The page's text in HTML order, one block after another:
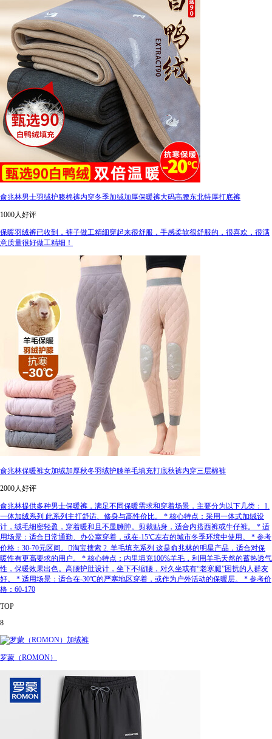
俞兆林男士羽绒护膝棉裤内穿冬季加绒加厚保暖裤大码高腰东北特厚打底裤
1000人好评
保暖羽绒裤已收到，裤子做工精细穿起来很舒服，手感柔软很舒服的，很喜欢，很满
意质量很好做工精细！
俞兆林保暖裤女加绒加厚秋冬羽绒护膝羊毛填充打底秋裤内穿三层棉裤
2000人好评
俞兆林提供多种男士保暖裤，满足不同保暖需求和穿着场景，主要分为以下几类： 1.
一体加绒系列 此系列主打舒适、修身与高性价比。 * 核心特点：采用一体式加绒设
计，绒毛细密轻盈，穿着暖和且不显臃肿。剪裁贴身，适合内搭西裤或牛仔裤。 * 适
用场景：适合日常通勤、办公室穿着，或在-15℃左右的城市冬季环境中使用。 * 参考
价格：30-70元区间。淘宝搜索 2. 羊毛填充系列 这是俞兆林的明星产品，适合对保
暖性有更高要求的用户。 * 核心特点：内里填充100%羊毛，利用羊毛天然的蓄热透气
性，保暖效果出色。高腰护肚设计，坐下不缩腰，对久坐或有“老寒腿”困扰的人群友
好。 * 适用场景：适合在-30℃的严寒地区穿着，或作为户外活动的保暖层。 * 参考价
格：60-170
TOP
8
罗蒙（ROMON）